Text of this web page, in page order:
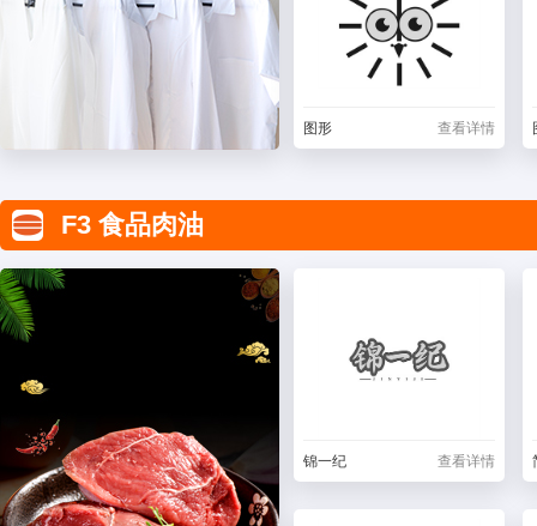
图形 查看详情
F3 食品肉油
锦一纪 查看详情